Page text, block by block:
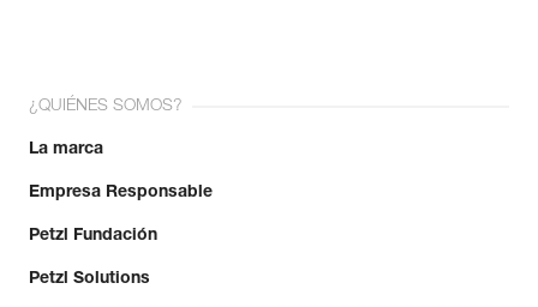
¿QUIÉNES SOMOS?
La marca
Empresa Responsable
Petzl Fundación
Petzl Solutions